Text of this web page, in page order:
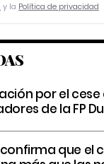
y la Política de privacidad
por el cese
de la FP
confirma que el